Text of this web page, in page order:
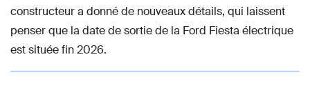
constructeur a donné de nouveaux détails, qui laissent
penser que la date de sortie de la Ford Fiesta électrique
est située fin 2026.